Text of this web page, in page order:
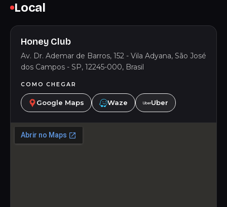
Local
Honey Club
Av. Dr. Ademar de Barros, 152 - Vila Adyana, São José
dos Campos - SP, 12245-000, Brasil
COMO CHEGAR
Google Maps Waze Uber